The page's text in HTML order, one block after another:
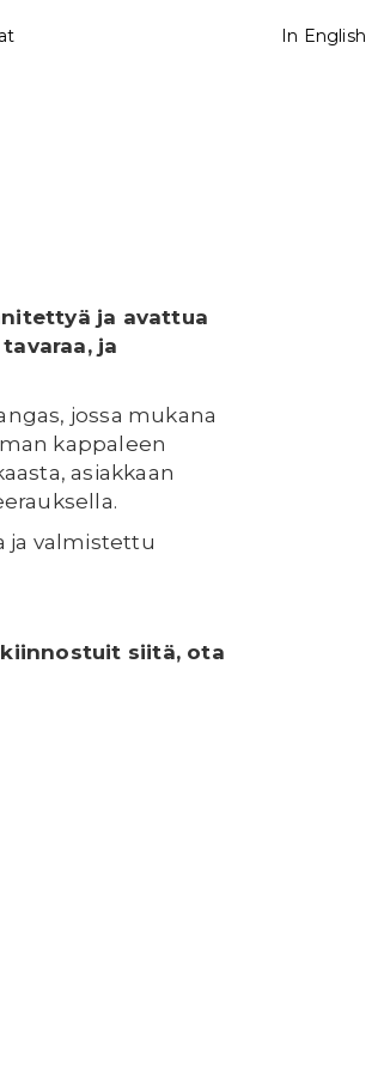
In English
ja avattua
ja
jossa mukana
kappaleen
asiakkaan
ja valmistettu
siitä, ota